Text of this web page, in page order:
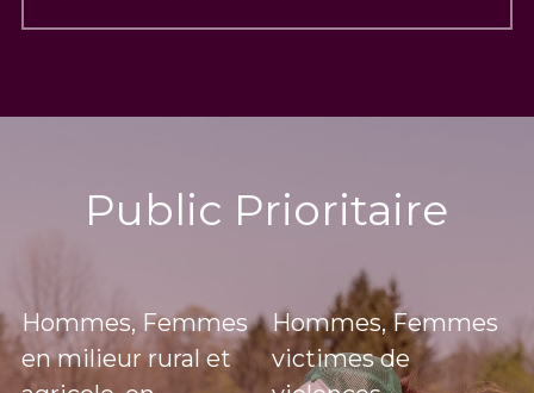
Public Prioritaire
Hommes, Femmes
en milieur rural et
Hommes, Femmes
victimes de